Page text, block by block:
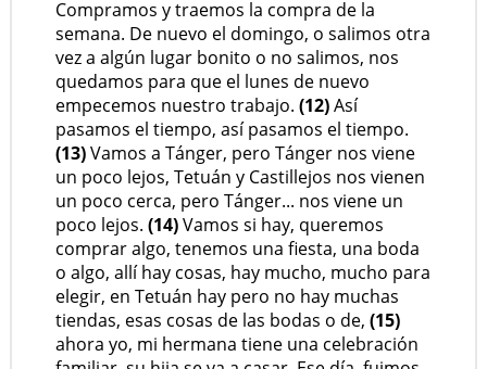
Compramos y traemos la compra de la
semana. De nuevo el domingo, o salimos otra
vez a algún lugar bonito o no salimos, nos
quedamos para que el lunes de nuevo
empecemos nuestro trabajo. (12)Así
pasamos el tiempo, así pasamos el tiempo.
(13)Vamos a Tánger, pero Tánger nos viene
un poco lejos, Tetuán y Castillejos nos vienen
un poco cerca, pero Tánger... nos viene un
poco lejos. (14)Vamos si hay, queremos
comprar algo, tenemos una fiesta, una boda
o algo, allí hay cosas, hay mucho, mucho para
elegir, en Tetuán hay pero no hay muchas
tiendas, esas cosas de las bodas o de, (15)
ahora yo, mi hermana tiene una celebración